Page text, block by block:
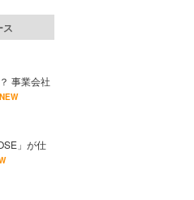
ス
事業会社
NEW
」が仕